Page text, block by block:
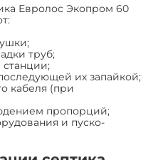
Евролос Экопром 60
труб;
станции;
их запайкой;
кабеля (при
пропорций;
и пуско-